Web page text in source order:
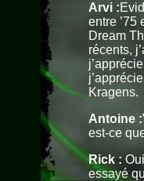
Arvi :
entre ’75
Dream
récents,
Kragens.
Antoine :
est-ce
Rick :
essayé